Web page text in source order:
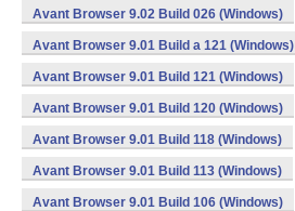
Avant Browser 9.02 Build 026 (Windows)
Avant Browser 9.01 Build a 121 (Windows)
Avant Browser 9.01 Build 121 (Windows)
Avant Browser 9.01 Build 120 (Windows)
Avant Browser 9.01 Build 118 (Windows)
Avant Browser 9.01 Build 113 (Windows)
Avant Browser 9.01 Build 106 (Windows)